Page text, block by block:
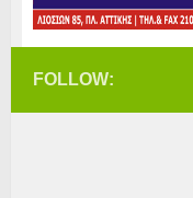
FOLLOW: